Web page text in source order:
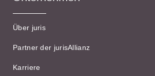
Über juris
Partner der jurisAllianz
Karriere